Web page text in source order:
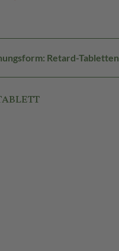
Retard-Tabletten